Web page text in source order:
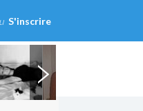
S'inscrire